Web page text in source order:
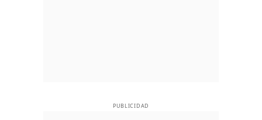
PUBLICIDAD